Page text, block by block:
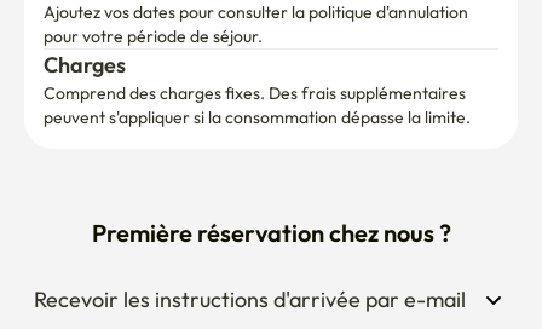
Ajoutez vos dates pour consulter la politique d'annulation
pour votre période de séjour.
Charges
Comprend des charges fixes. Des frais supplémentaires
peuvent s'appliquer si la consommation dépasse la limite.
Première réservation chez nous ?
Recevoir les instructions d'arrivée par e-mail